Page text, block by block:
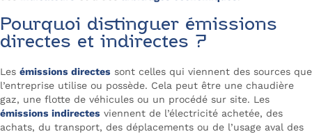
Pourquoi distinguer émissions
directes et indirectes ?
Les émissions directes sont celles qui viennent des sources que
l’entreprise utilise ou possède. Cela peut être une chaudière
gaz, une flotte de véhicules ou un procédé sur site. Les
émissions indirectes viennent de l’électricité achetée, des
achats, du transport, des déplacements ou de l’usage aval des